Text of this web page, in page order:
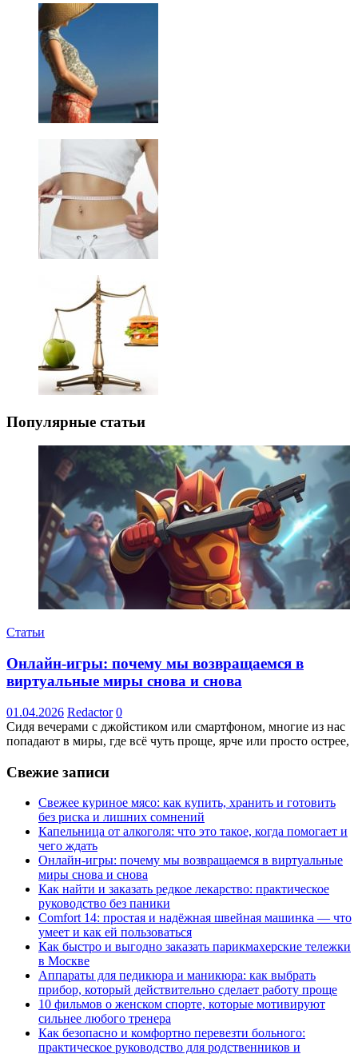
Популярные статьи
Статьи
Онлайн-игры: почему мы возвращаемся в
виртуальные миры снова и снова
01.04.2026 Redactor 0
Сидя вечерами с джойстиком или смартфоном, многие из нас
попадают в миры, где всё чуть проще, ярче или просто острее,
Свежие записи
Свежее куриное мясо: как купить, хранить и готовить
без риска и лишних сомнений
Капельница от алкоголя: что это такое, когда помогает и
чего ждать
Онлайн-игры: почему мы возвращаемся в виртуальные
миры снова и снова
Как найти и заказать редкое лекарство: практическое
руководство без паники
Comfort 14: простая и надёжная швейная машинка — что
умеет и как ей пользоваться
Как быстро и выгодно заказать парикмахерские тележки
в Москве
Аппараты для педикюра и маникюра: как выбрать
прибор, который действительно сделает работу проще
10 фильмов о женском спорте, которые мотивируют
сильнее любого тренера
Как безопасно и комфортно перевезти больного:
практическое руководство для родственников и